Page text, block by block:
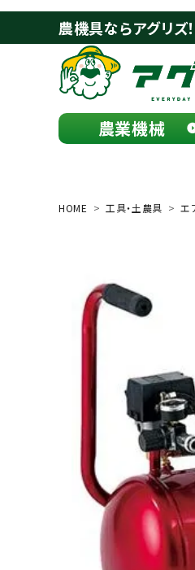
農機具ならアグリ
農業機械
お気に入り一覧
HOME 工具・土農具 エ